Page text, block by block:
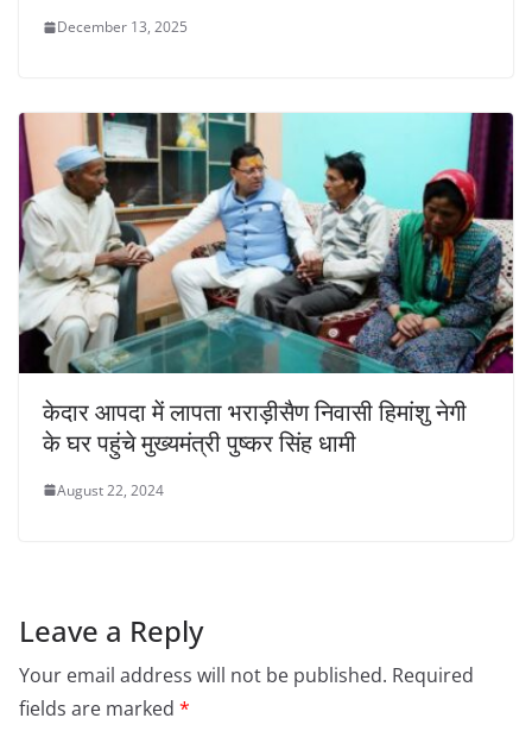
December 13, 2025
केदार आपदा में लापता भराड़ीसैण निवासी हिमांशु नेगी
के घर पहुंचे मुख्यमंत्री पुष्कर सिंह धामी
August 22, 2024
Leave a Reply
Your email address will not be published. Required
fields are marked *